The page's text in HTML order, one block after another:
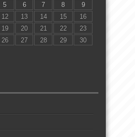
5 6 7 8
9
12 13 14 15
16
19 20 21 22
23
26 27 28 29
30